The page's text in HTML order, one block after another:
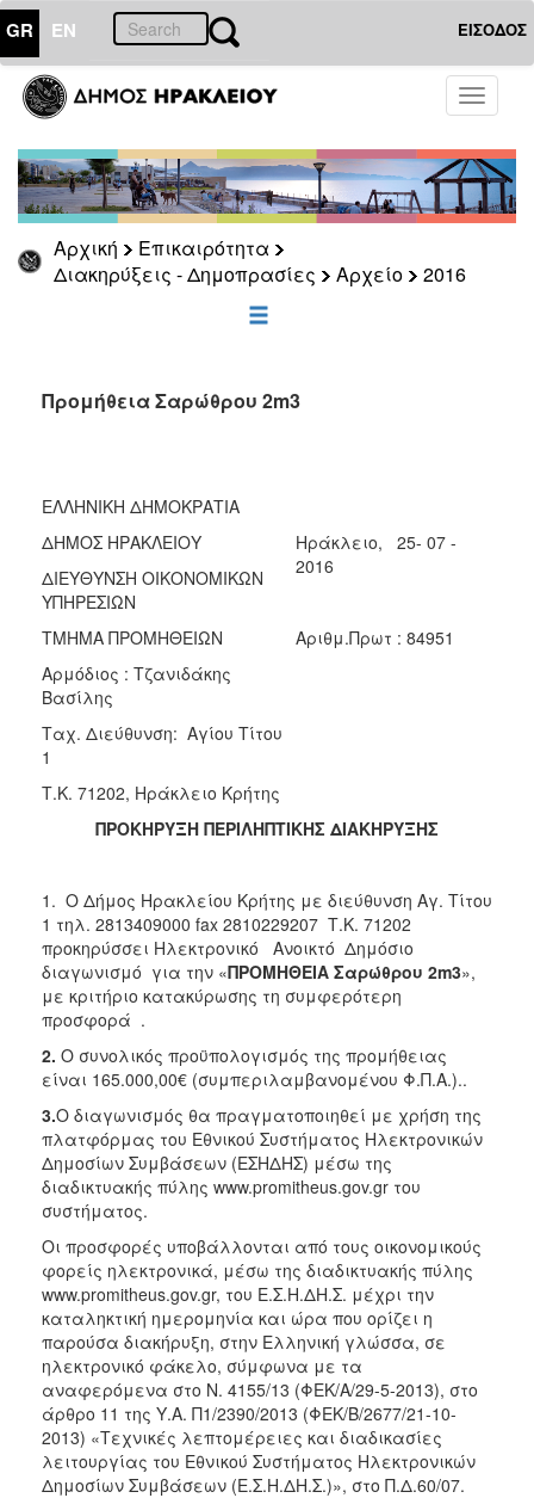
GR EN ΕΙΣΟΔΟΣ
Toggle
Αρχική
Επικαιρότητα
Διακηρύξεις - Δημοπρασίες
Αρχείο 2016
ΕΠΙΚΑΙΡΟΤΗΤΑ
-
Δημοπρασίες
Αρχείο
2026
2025
2022
2019
2018
2017
2016
2015
2013
ΔΗΜΟΤΗΣ
ΗΡΑΚΛΕΙΟ
Προμήθεια Σαρώθρου 2m3
ΕΛΛΗΝΙΚΗ ΔΗΜΟΚΡΑΤΙΑ
ΔΗΜΟΣ ΗΡΑΚΛΕΙΟΥ
ΔΙΕΥΘΥΝΣΗ ΟΙΚΟΝΟΜΙΚΩΝ
ΥΠΗΡΕΣΙΩΝ
ΤΜΗΜΑ ΠΡΟΜΗΘΕΙΩΝ
Αρμόδιος : Τζανιδάκης
Βασίλης
Ταχ. Διεύθυνση: Αγίου Τίτου
1
Τ.Κ. 71202, Ηράκλειο Κρήτης
Ηράκλειο, 25- 07 -
2016
Αριθμ.Πρωτ : 84951
ΠΡΟΚΗΡΥΞΗ ΠΕΡΙΛΗΠΤΙΚΗΣ ΔΙΑΚΗΡΥΞΗΣ
1. Ο Δήμος Ηρακλείου Κρήτης με διεύθυνση Αγ. Τίτου
1 τηλ. 2813409000 fax 2810229207 Τ.Κ. 71202
προκηρύσσει Ηλεκτρονικό Ανοικτό Δημόσιο
διαγωνισμό για την «ΠΡΟΜΗΘΕΙΑ Σαρώθρου 2m3»,
με κριτήριο κατακύρωσης τη συμφερότερη
προσφορά .
2. Ο συνολικός προϋπολογισμός της προμήθειας
είναι 165.000,00€ (συμπεριλαμβανομένου Φ.Π.Α.)..
3.Ο διαγωνισμός θα πραγματοποιηθεί με χρήση της
πλατφόρμας του Εθνικού Συστήματος Ηλεκτρονικών
Δημοσίων Συμβάσεων (ΕΣΗΔΗΣ) μέσω της
διαδικτυακής πύλης www.promitheus.gov.gr του
συστήματος.
Οι προσφορές υποβάλλονται από τους οικονομικούς
φορείς ηλεκτρονικά, μέσω της διαδικτυακής πύλης
www.promitheus.gov.gr, του Ε.Σ.Η.ΔΗ.Σ. μέχρι την
καταληκτική ημερομηνία και ώρα που ορίζει η
παρούσα διακήρυξη, στην Ελληνική γλώσσα, σε
ηλεκτρονικό φάκελο, σύμφωνα με τα
αναφερόμενα στο Ν. 4155/13 (ΦΕΚ/Α/29-5-2013), στο
άρθρο 11 της Υ.Α. Π1/2390/2013 (ΦΕΚ/Β/2677/21-10-
2013) «Τεχνικές λεπτομέρειες και διαδικασίες
λειτουργίας του Εθνικού Συστήματος Ηλεκτρονικών
Δημοσίων Συμβάσεων (Ε.Σ.Η.ΔΗ.Σ.)», στο Π.Δ.60/07.